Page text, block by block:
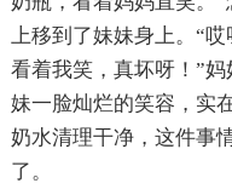
上移到了妹妹身上。“
看着我笑，真坏呀！”
妹一脸灿烂的笑容，实
奶水清理干净，这件事
了。